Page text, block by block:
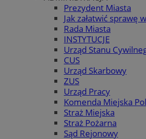
Prezydent Miasta
Jak załatwić sprawę
Rada Miasta
INSTYTUCJE
Urząd Stanu
CUS
Urząd Skarbowy
ZUS
Urząd Pracy
Komenda Miejska
Straż Miejska
Straż Pożarna
Sąd Rejonowy